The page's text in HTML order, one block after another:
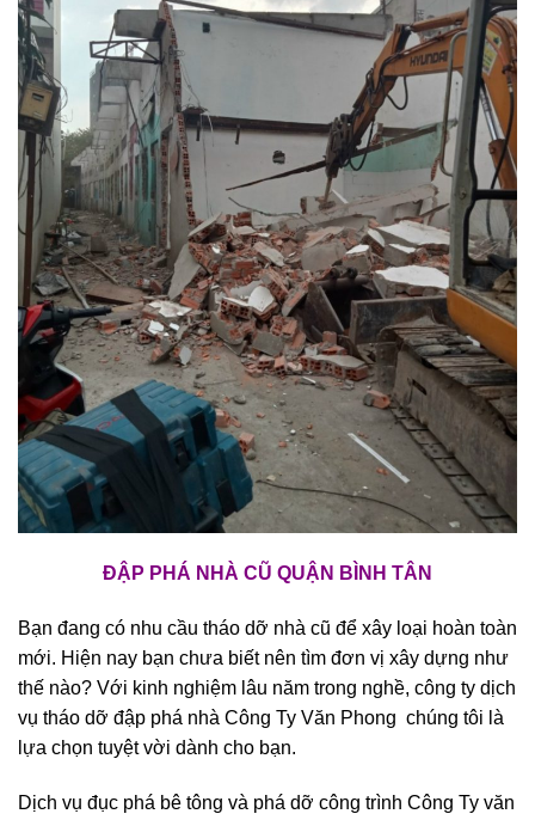
ĐẬP PHÁ NHÀ CŨ QUẬN BÌNH TÂN
Bạn đang có nhu cầu tháo dỡ nhà cũ để xây loại hoàn toàn
mới. Hiện nay bạn chưa biết nên tìm đơn vị xây dựng như
thế nào? Với kinh nghiệm lâu năm trong nghề, công ty dịch
vụ tháo dỡ đập phá nhà Công Ty Văn Phong chúng tôi là
lựa chọn tuyệt vời dành cho bạn.
Dịch vụ đục phá bê tông và phá dỡ công trình Công Ty văn